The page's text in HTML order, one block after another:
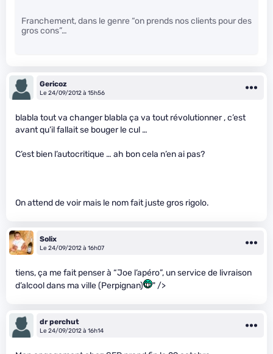
Franchement, dans le genre “on prends nos clients pour des
gros cons”…
Gericoz
Le 24/09/2012 à 15h56
blabla tout va changer blabla ça va tout révolutionner , c’est
avant qu’il fallait se bouger le cul …
C’est bien l’autocritique … ah bon cela n’en ai pas?
On attend de voir mais le nom fait juste gros rigolo.
Solix
Le 24/09/2012 à 16h07
tiens, ça me fait penser à “Joe l’apéro”, un service de livraison
d’alcool dans ma ville (Perpignan)
" />
dr perchut
Le 24/09/2012 à 16h14